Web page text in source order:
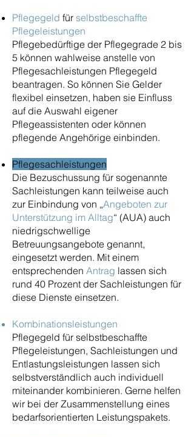
Pflegegeld für selbstbeschaffte
Pflegeleistungen
Pflegebedürftige der Pflegegrade 2 bis
5 können wahlweise anstelle von
Pflegesachleistungen Pflegegeld
beantragen. So können Sie Gelder
flexibel einsetzen, haben sie Einfluss
auf die Auswahl eigener
Pflegeassistenten oder können
pflegende Angehörige einbinden.
Pflegesachleistungen
Die Bezuschussung für sogenannte
Sachleistungen kann teilweise auch
zur Einbindung von „Angeboten zur
Unterstützung im Alltag“ (AUA) auch
niedrigschwellige
Betreuungsangebote genannt,
eingesetzt werden. Mit einem
entsprechenden Antrag lassen sich
rund 40 Prozent der Sachleistungen für
diese Dienste einsetzen.
Kombinationsleistungen
Pflegegeld für selbstbeschaffte
Pflegeleistungen, Sachleistungen und
Entlastungsleistungen lassen sich
selbstverständlich auch individuell
miteinander kombinieren. Gerne helfen
wir bei der Zusammenstellung eines
bedarfsorientierten Leistungspakets.